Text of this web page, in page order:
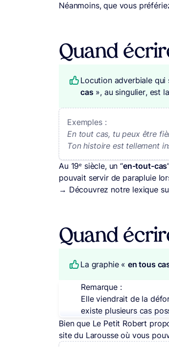
Néanmoins, que vous
Quand
Locution adverbiale qui
cas», au singulier, est
Exemples :
En tout cas, tu peux être
Ton histoire est tellement
Au 19ᵉ siècle, un “en-tout-cas
pouvait servir de parapluie
→ Découvrez notre lexique
Quand
La graphie « en tous
Remarque :
Elle viendrait de la
existe plusieurs cas
Bien que Le Petit Robert
site du Larousse où vous